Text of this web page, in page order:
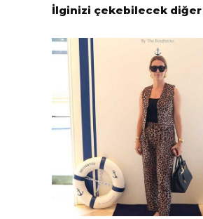
İlginizi çekebilecek diğer